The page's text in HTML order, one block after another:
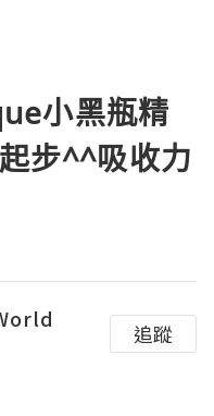
小黑瓶精
步^^吸收力
追蹤